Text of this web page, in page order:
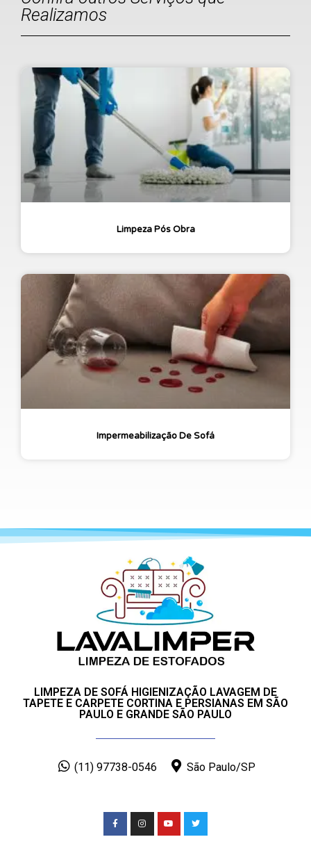
Realizamos
Limpeza Pós Obra
Impermeabilização De Sofá
LIMPEZA DE SOFÁ HIGIENIZAÇÃO LAVAGEM DE
TAPETE E CARPETE CORTINA E PERSIANAS EM SÃO
PAULO E GRANDE SÃO PAULO
(11) 97738-0546 São Paulo/SP